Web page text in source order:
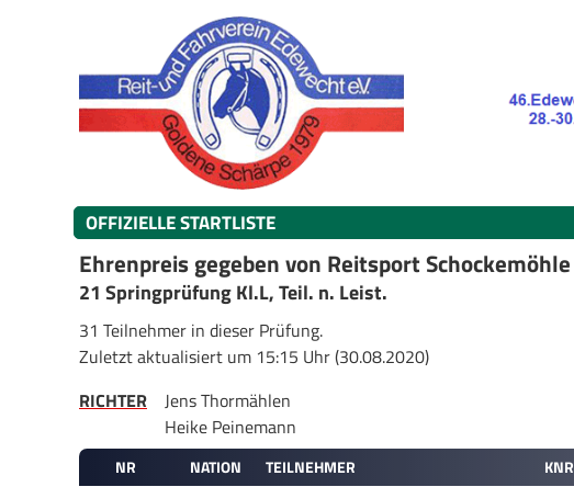
OFFIZIELLE STARTLISTE
Ehrenpreis gegeben von Reitsport Schockemöhle
21 Springprüfung Kl.L, Teil. n. Leist.
31 Teilnehmer in dieser Prüfung.
Zuletzt aktualisiert um 15:15 Uhr (30.08.2020)
RICHTER
Jens Thormählen
Heike Peinemann
NR NATION TEILNEHMER KNR